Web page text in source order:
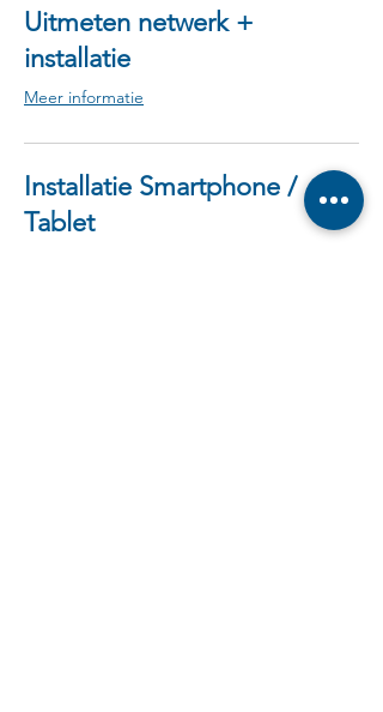
Uitmeten netwerk +
installatie
Meer informatie
Installatie Smartphone /
Tablet